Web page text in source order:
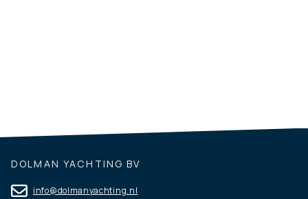
DOLMAN YACHTING BV
info@dolmanyachting.nl